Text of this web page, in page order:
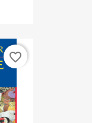
favorite_border